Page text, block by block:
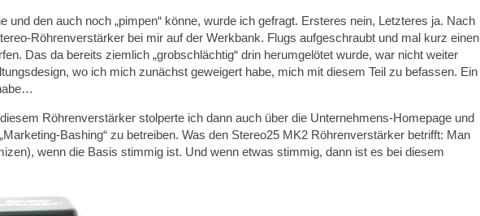
und den auch noch „pimpen“ könne, wurde ich gefragt. Ersteres nein, Letzteres ja. Nach
Röhrenverstärker bei mir auf der Werkbank. Flugs aufgeschraubt und mal kurz einen
Das da bereits ziemlich „grobschlächtig“ drin herumgelötet wurde, war nicht weiter
wo ich mich zunächst geweigert habe, mich mit diesem Teil zu befassen. Ein
Röhrenverstärker stolperte ich dann auch über die Unternehmens-Homepage und
Bashing“ zu betreiben. Was den Stereo25 MK2 Röhrenverstärker betrifft: Man
wenn die Basis stimmig ist. Und wenn etwas stimmig, dann ist es bei diesem